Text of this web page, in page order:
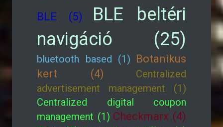
BLE (5)
BLE beltéri
navigáció (25)
bluetooth based (1) Botanikus
kert (4)
Centralized
advertisement management (1)
Centralized digital coupon
management (1) Checkmarx (4)